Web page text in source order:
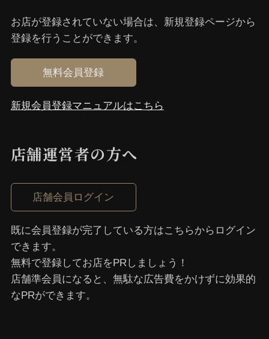
お店が登録されていない場合は、新規登録ページから
登録を⾏うことができます。
無料会員登録
新規会員登録マニュアルはこちら
店舗運営者の⽅へ
店舗会員ログイン
既に会員登録が完了している⽅はこちらからログイン
できます。
無料で登録してお店をPRしましょう！
店舗準会員になると、無駄な広告費をかけずに効果的
なPRができます。